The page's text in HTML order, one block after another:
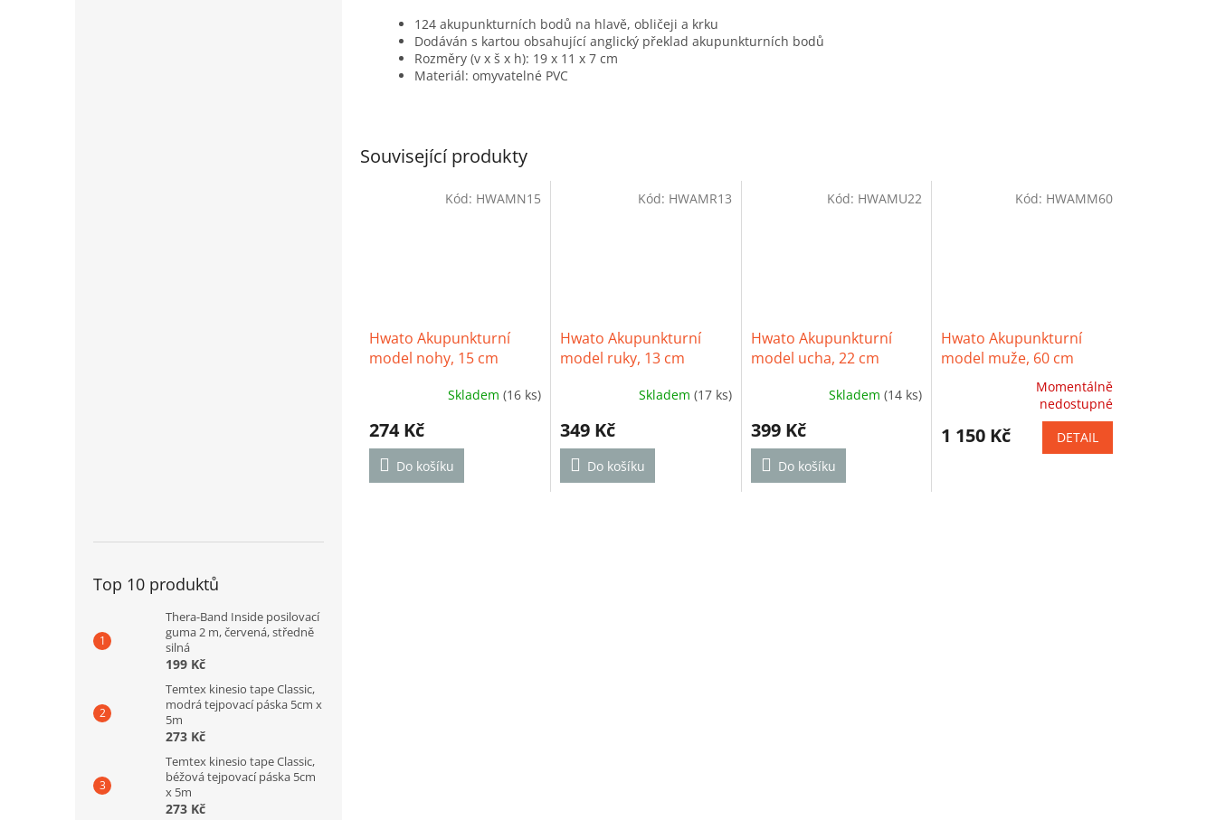
Top 10 produktů
Thera-Band Inside posilovací
guma 2 m, červená, středně
silná
199 Kč
Temtex kinesio tape Classic,
modrá tejpovací páska 5cm x
5m
273 Kč
Temtex kinesio tape Classic,
béžová tejpovací páska 5cm
x 5m
273 Kč
Související produkty
Hwato Akupunkturní
model nohy, 15 cm
Skladem (16 ks)
274 Kč
Do košíku
Kód: HWAMN15
Hwato Akupunkturní
model ruky, 13 cm
Skladem (17 ks)
349 Kč
Do košíku
Kód: HWAMR13
Hwato Akupunkturní
model ucha, 22 cm
Skladem(14 ks)
399 Kč
Do košíku
Kód: HWAMU22
Hwato Akupunkturní
model muže, 60 cm
produktu
Momentálně
nedostupné
1 150 Kč DETAIL
Kód: HWAMM60
124 akupunkturních bodů na hlavě, obličeji a krku
Dodáván s kartou obsahující anglický překlad akupunkturních bodů
Rozměry (v x š x h): 19 x 11 x 7 cm
Materiál: omyvatelné PVC